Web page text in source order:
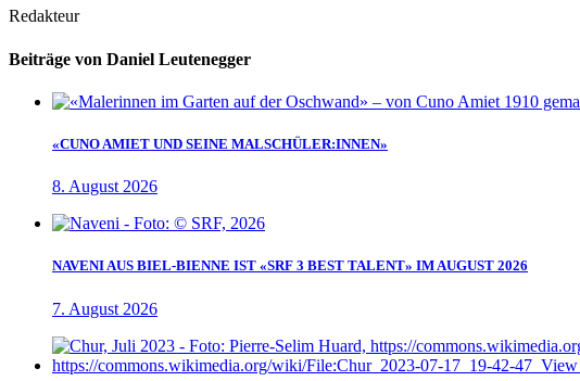
Redakteur
Beiträge von Daniel Leutenegger
«CUNO AMIET UND SEINE MALSCHÜLER:INNEN»
8. August 2026
NAVENI AUS BIEL-BIENNE IST «SRF 3 BEST TALENT» IM AUGUST 2026
7. August 2026